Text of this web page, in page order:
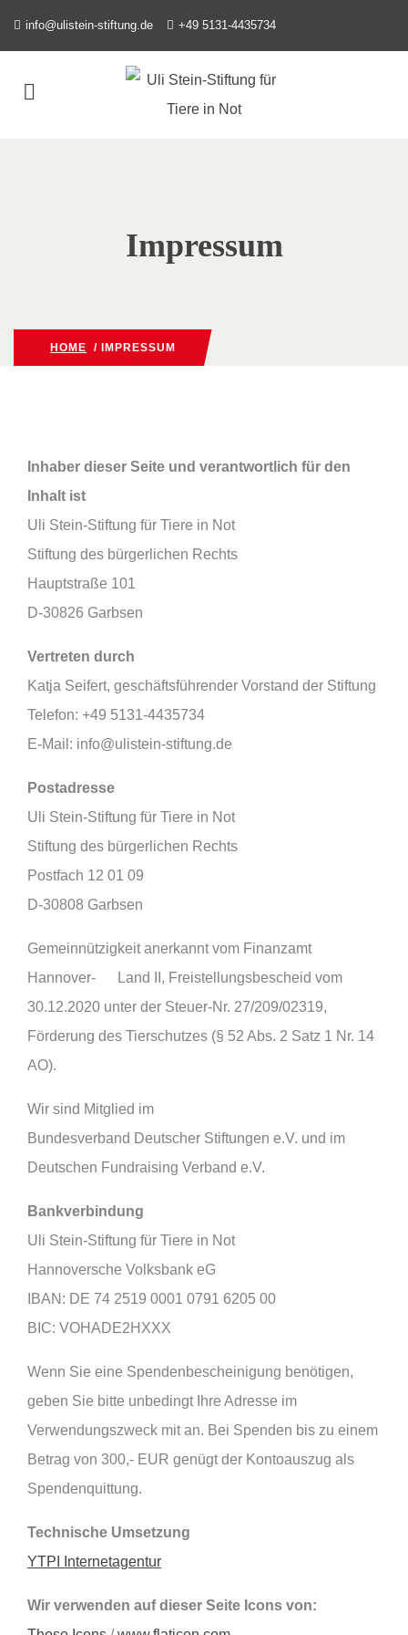
info@ulistein-stiftung.de +49 5131-4435734
Impressum
HOME / IMPRESSUM
Inhaber dieser Seite und verantwortlich für den
Inhalt ist
Uli Stein-Stiftung für Tiere in Not
Stiftung des bürgerlichen Rechts
Hauptstraße 101
D-30826 Garbsen
Vertreten durch
Katja Seifert, geschäftsführender Vorstand der Stiftung
Telefon: +49 5131-4435734
E-Mail: info@ulistein-stiftung.de
Postadresse
Uli Stein-Stiftung für Tiere in Not
Stiftung des bürgerlichen Rechts
Postfach 12 01 09
D-30808 Garbsen
Gemeinnützigkeit anerkannt vom Finanzamt
Hannover- Land II, Freistellungsbescheid vom
30.12.2020 unter der Steuer-Nr. 27/209/02319,
Förderung des Tierschutzes (§ 52 Abs. 2 Satz 1 Nr. 14
AO).
Wir sind Mitglied im
Bundesverband Deutscher Stiftungen e.V. und im
Deutschen Fundraising Verband e.V.
Bankverbindung
Uli Stein-Stiftung für Tiere in Not
Hannoversche Volksbank eG
IBAN: DE 74 2519 0001 0791 6205 00
BIC: VOHADE2HXXX
Wenn Sie eine Spendenbescheinigung benötigen,
geben Sie bitte unbedingt Ihre Adresse im
Verwendungszweck mit an. Bei Spenden bis zu einem
Betrag von 300,- EUR genügt der Kontoauszug als
Spendenquittung.
Technische Umsetzung
YTPI Internetagentur
Wir verwenden auf dieser Seite Icons von: